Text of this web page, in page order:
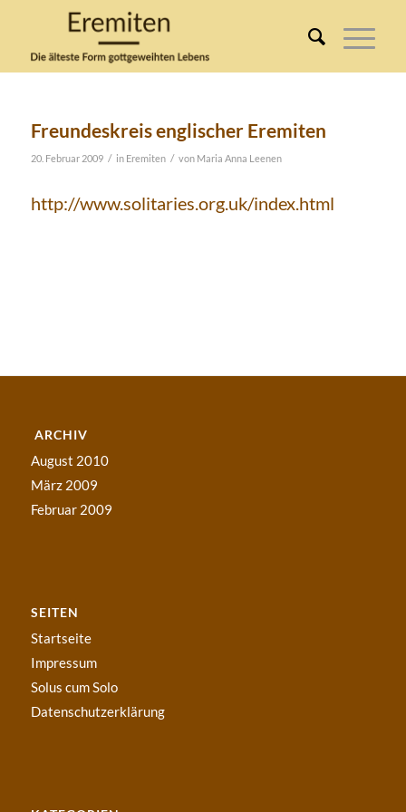
Freundeskreis englischer Eremiten
20. Februar 2009 / in Eremiten / von Maria Anna Leenen
http://www.solitaries.org.uk/index.html
ARCHIV
August 2010
März 2009
Februar 2009
SEITEN
Startseite
Impressum
Solus cum Solo
Datenschutzerklärung